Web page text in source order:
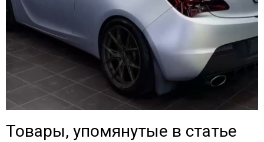
Товары, упомянутые в статье